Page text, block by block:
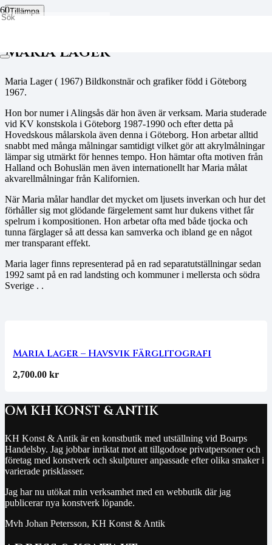
Tillämpa
Maria Lager
Maria Lager ( 1967) Bildkonstnär och grafiker född i Göteborg
1967.
Hon bor numer i Alingsås där hon även är verksam. Maria studerade
vid KV konstskola i Göteborg 1987-1990 och efter detta på
Hovedskous målarskola även denna i Göteborg. Hon arbetar alltid
snabbt med många målningar samtidigt vilket gör att akrylmålningar
lämpar sig utmärkt för hennes tempo. Hon hämtar ofta motiven från
Halland och Bohuslän men även internationellt har Maria målat
akvarellmålningar från Kalifornien.
När Maria målar handlar det mycket om ljusets inverkan och hur det
förhåller sig mot glödande färgelement samt hur dukens vithet får
spelrum i kompositionen. Hon arbetar ofta med både tjocka och
tunna färglager så att dessa kan samverka och ibland ge en något
mer transparant effekt.
Maria lager finns representerad på en rad separatutställningar sedan
1992 samt på en rad landsting och kommuner i mellersta och södra
Sverige . .
Maria Lager – Havsvik Färglitografi
2,700.00 kr
OM KH KONST & ANTIK
KH Konst & Antik är en konstbutik med utställning vid Boarps
Handelsby. Jag jobbar inriktat mot att tillgodose privatpersoner och
företag med konstverk och skulpturer anpassade efter olika smaker i
varierade prisklasser.
Jag har nu utökat min verksamhet med en webbutik där jag
publicerar nya konstverk löpande.
Mvh Johan Petersson, KH Konst & Antik